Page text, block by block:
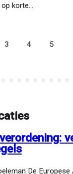
korte…
Pagina
3 Pagina
4 5
De